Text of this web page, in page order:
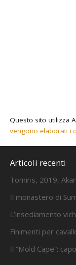
Questo sito utilizza
vengono elaborati i
Articoli recenti
Tomiris, 2019,
Il monastero di
L’insediamento
Finimenti per
Il “Mold Cape”: